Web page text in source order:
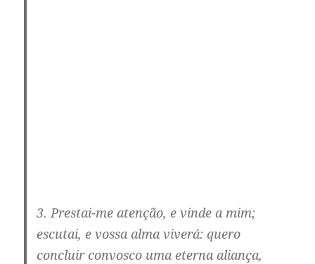
3. Prestai-me atenção, e vinde a mim;
escutai, e vossa alma viverá: quero
concluir convosco uma eterna aliança,